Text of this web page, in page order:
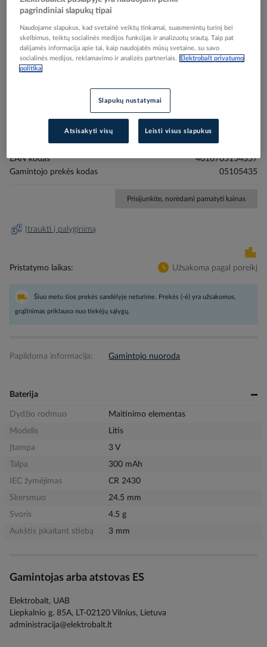
Skip
Reali prekė gali skirtis nuo pavaizduotos nuotraukoje
Elementas ličio CR2430 3V 300mAh PKZ30R -
Elektrobalt prekės kodas
EAN kodas
4016705154357
Gamintojo prekės kodas
05105435
Prisijunkite, norėdami pamatyti kainas
Įtraukti į palyginimą
Pristatymo laikas Užsakoma pagal poreikį
Šiuo metu šios prekės sandėlyje neturime. Prekės (-ė) yra užsakomos,
grąžinimas priklauso nuo tiekėjų sąlygų.
Papildoma informacija: Gamintojo nuoroda
Baterija
Dydžio rodmuo
Maitinimo elementas
Modelis
Litis
Įtampa
3 V
Talpa
300 mAh
IEC žymėjimas
CR 2430
Skersmuo
24.5 mm
Svoris
4.5 g
Aukštis įskaitant stiebą
3 mm
Gamintojas arba atstovas ES
Elektrobalt, UAB
Liepkalnio g. 85A, LT-02120 Vilnius, Lietuva
administracija@elektrobalt.lt
pagrindiniai slapukų tipai
Naudojame slapukus, kad svetainė veiktų tinkamai, suasmenintų turinį bei
skelbimus, teiktų socialinės medijos funkcijas ir analizuotų srautą. Taip pat
dalijamės informacija apie tai, kaip naudojatės mūsų svetaine, su savo
socialinės medijos, reklamavimo ir analizės partneriais.
Elektrobalt privatumo
politika
Slapukų nustatymai
Atsisakyti visų Leisti visus slapukus